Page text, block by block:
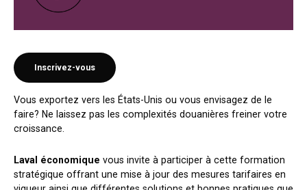
Inscrivez-vous
Vous exportez vers les États-Unis ou vous envisagez de le
faire? Ne laissez pas les complexités douanières freiner votre
croissance.
Laval économique vous invite à participer à cette formation
stratégique offrant une mise à jour des mesures tarifaires en